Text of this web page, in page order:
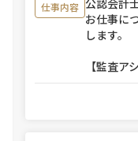
仕事内容 公認会計
お仕事に
します。
【監査ア